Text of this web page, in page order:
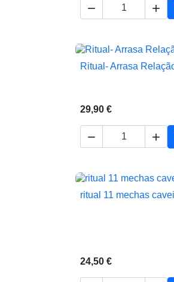
 
 Vista
Ritual- Arrasa
29,90 €
 
 Vista
ritual 11 mechas
24,50 €